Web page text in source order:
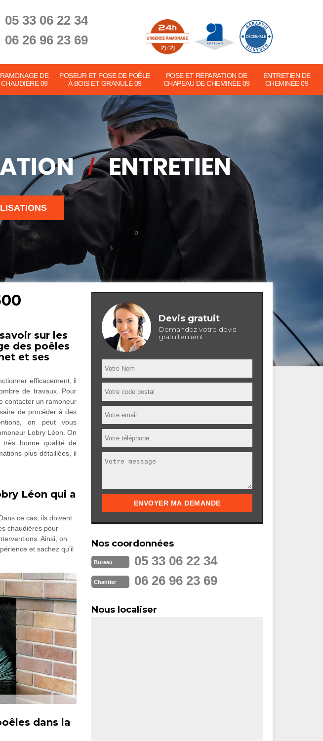
05 33 06 22 34
06 26 96 23 69
RAMONAGE DE
CHAUDIÈRE 09
POSEUR ET POSE DE POÊLE
À BOIS ET GRANULÉ 09
POSE ET RÉPARATION DE
CHAPEAU DE CHEMINÉE 09
ENTRETIEN DE
CHEMINÉE 09
sur les
des poêles
et ses
efficacement, il
de travaux. Pour
contacter un ramoneur
de procéder à des
on peut vous
Lobry Léon. On
bonne qualité de
plus détaillées, il
Léon qui a
ce cas, ils doivent
chaudières pour
Ainsi, on
et sachez qu'il
dans la
Devis gratuit
Demandez votre devis
gratuitement
Nos coordonnées
Bureau 05 33 06 22 34
Chantier 06 26 96 23 69
Nous localiser